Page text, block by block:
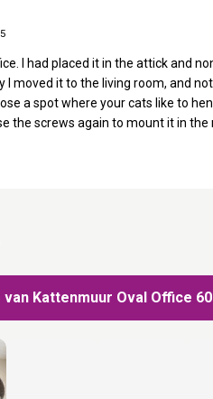
I had placed it in the attick and
I moved it to the living room, and
a spot where your cats like to
the screws again to mount it in
Kattenmuur Oval Office